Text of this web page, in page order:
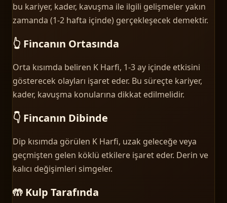
bu kariyer, kader, kavuşma ile ilgili gelişmeler yakın
zamanda (1-2 hafta içinde) gerçekleşecek demektir.
👆 Fincanın Ortasında
Orta kısımda beliren K Harfi, 1-3 ay içinde etkisini
gösterecek olayları işaret eder. Bu süreçte kariyer,
kader, kavuşma konularına dikkat edilmelidir.
👇 Fincanın Dibinde
Dip kısımda görülen K Harfi, uzak geleceğe veya
geçmişten gelen köklü etkilere işaret eder. Derin ve
kalıcı değişimleri simgeler.
🤲 Kulp Tarafında